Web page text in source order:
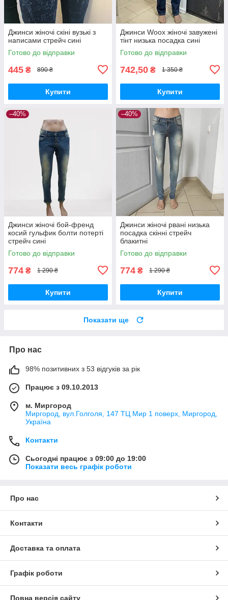
Джинси жіночі скіні вузькі з
написами стрейч сині
Готово до відправки
445 ₴ 890 ₴
Купити
Джинси Woox жіночі завужені
тінт низька посадка сині
Готово до відправки
742,50 ₴ 1 350 ₴
Купити
–40%
Джинси жіночі бой-френд
косий гульфик болти потерті
стрейч сині
Готово до відправки
774 ₴ 1 290 ₴
Купити
–40%
Джинси жіночі рвані низька
посадка скінні стрейч
блакитні
Готово до відправки
774 ₴ 1 290 ₴
Купити
Показати ще
Про нас
98% позитивних з 53 відгуків за рік
Працює з 09.10.2013
м. Миргород
Миргород, вул.Голголя, 147 ТЦ Мир 1 поверх, Миргород,
Україна
Контакти
Сьогодні працює з 09:00 до 19:00
Показати весь графік роботи
Про нас
Контакти
Доставка та оплата
Графік роботи
Повна версія сайту